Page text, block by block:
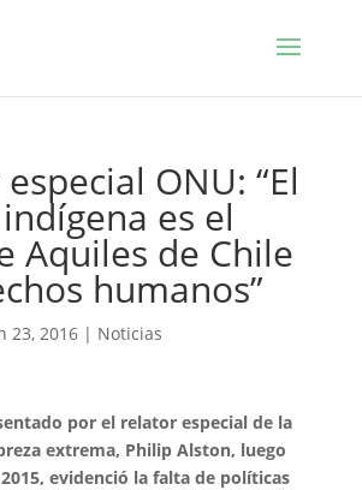
ONU: “El
es el
Aquiles de Chile
humanos”
23, 2016| Noticias
por el relator especial de la
extrema, Philip Alston, luego
evidenció la falta de políticas